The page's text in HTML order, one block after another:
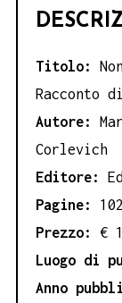
Corlevich
quantità
Titolo:
Racconto
Autore:
Corlevich
Editore:
Pagine: 102
Prezzo: €
Luogo di
Anno